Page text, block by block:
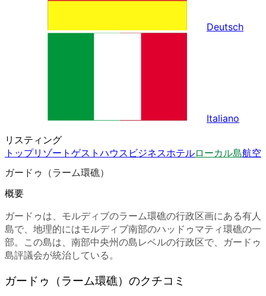
Deutsch
Italiano
リスティング
トップリゾート ゲストハウス ビジネスホテルローカル島航空
ガードゥ（ラーム環礁）
概要
ガードゥは、モルディブのラーム環礁の行政区画にある有人
島で、地理的にはモルディブ南部のハッドゥマティ環礁の一
部。この島は、南部中央州の島レベルの行政区で、ガードゥ
島評議会が統治している。
ガードゥ（ラーム環礁）のクチコミ